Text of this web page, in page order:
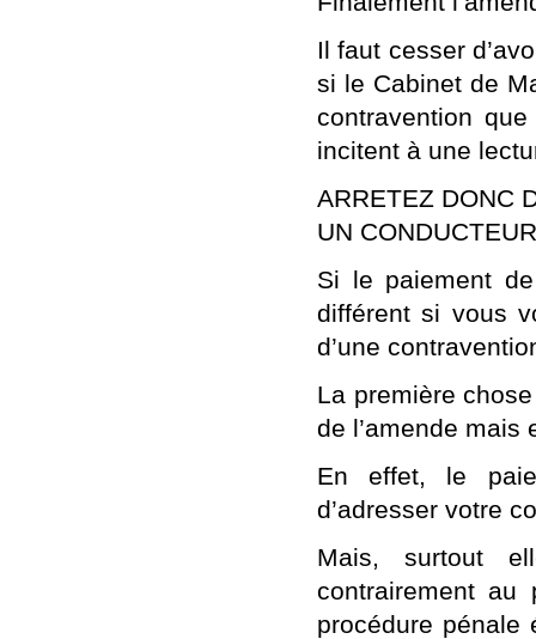
Il faut cesser
si le Cabinet de
contravention
incitent à une
ARRETEZ DONC
UN
Si le paiement
différent si vous
d’une
La première
de l’amende mais
En effet, le
d’adresser votre
Mais, surtout
contrairement au
procédure pénale